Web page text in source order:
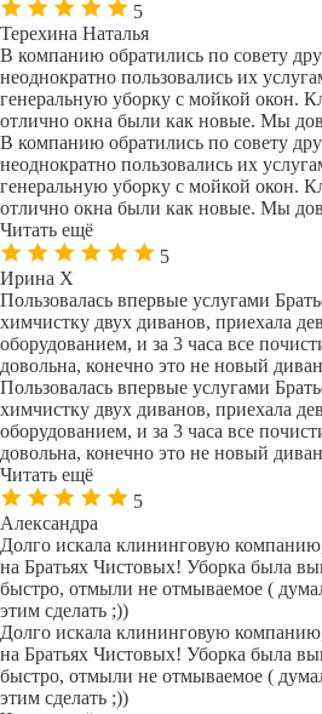
5
Терехина Наталья
В компанию обратились по совету
неоднократно пользовались их
генеральную уборку с мойкой окон.
отлично окна были как новые. Мы
В компанию обратились по совету
неоднократно пользовались их
генеральную уборку с мойкой окон.
отлично окна были как новые. Мы
Читать ещё
5
Ирина Х
Пользовалась впервые услугами
химчистку двух диванов, приехала
оборудованием, и за 3 часа все
довольна, конечно это не новый
Пользовалась впервые услугами
химчистку двух диванов, приехала
оборудованием, и за 3 часа все
довольна, конечно это не новый
Читать ещё
5
Александра
Долго искала клининговую
на Братьях Чистовых! Уборка была
быстро, отмыли не отмываемое (
этим сделать ;))
Долго искала клининговую
на Братьях Чистовых! Уборка была
быстро, отмыли не отмываемое (
этим сделать ;))